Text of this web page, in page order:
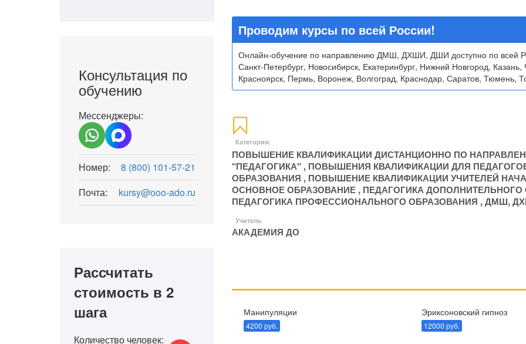
Консультация по
обучению
Мессенджеры:
Номер:
8 (800) 101-57-21
Почта:
kursy@ooo-ado.ru
Рассчитать
стоимость в 2
шага
Количество человек:
Проводим курсы по всей России!
Онлайн-обучение по направлению ДМШ, ДХШИ, ДШИ доступно по всей
Санкт-Петербург, Новосибирск, Екатеринбург, Нижний Новгород,
Красноярск, Пермь, Воронеж, Волгоград, Краснодар, Саратов, Тюмень,
Категория:
ПОВЫШЕНИЕ КВАЛИФИКАЦИИ ДИСТАНЦИОННО ПО
"ПЕДАГОГИКА", ПОВЫШЕНИЯ КВАЛИФИКАЦИИ ДЛЯ
ОБРАЗОВАНИЯ , ПОВЫШЕНИЕ КВАЛИФИКАЦИИ УЧИТЕЛЕЙ
ОСНОВНОЕ ОБРАЗОВАНИЕ, ПЕДАГОГИКА ДОПОЛНИТЕЛЬНОГО
ПЕДАГОГИКА ПРОФЕССИОНАЛЬНОГО ОБРАЗОВАНИЯ ,ДМШ,
Учитель
АКАДЕМИЯ ДО
Манипуляции
4200 руб.
Эриксоновский гипноз
12000 руб.